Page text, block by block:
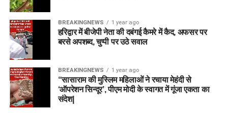
BREAKINGNEWS 1 year ago
हरिद्वार में बीजेपी नेता की दबंगई कैमरे में कैद, अफसर पर
बरसे अपशब्द, चुप्पी पर उठे सवाल
BREAKINGNEWS 1 year ago
“सासाराम की मुस्लिम महिलाओं ने रचाया मेहंदी से
‘ऑपरेशन सिन्दूर’, पीएम मोदी के स्वागत में गूंजा एकता का
संदेश|